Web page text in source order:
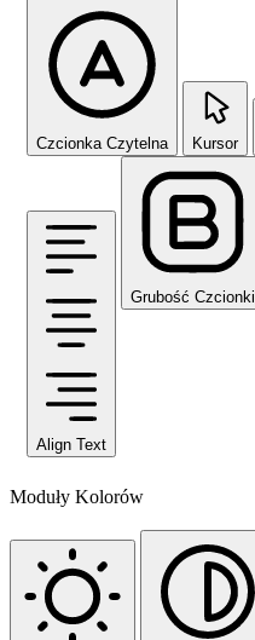
Czcionka Czytelna Kursor
Align Text
Grubość Czcionki
Moduły Kolorów